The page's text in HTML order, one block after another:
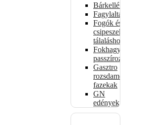
Bárkellékek
Fagylaltadagolók
Fogók és
csipeszek
tálaláshoz
Fokhagymaprések,
passzírozók
Gasztro
rozsdamentes
fazekak
GN
edények